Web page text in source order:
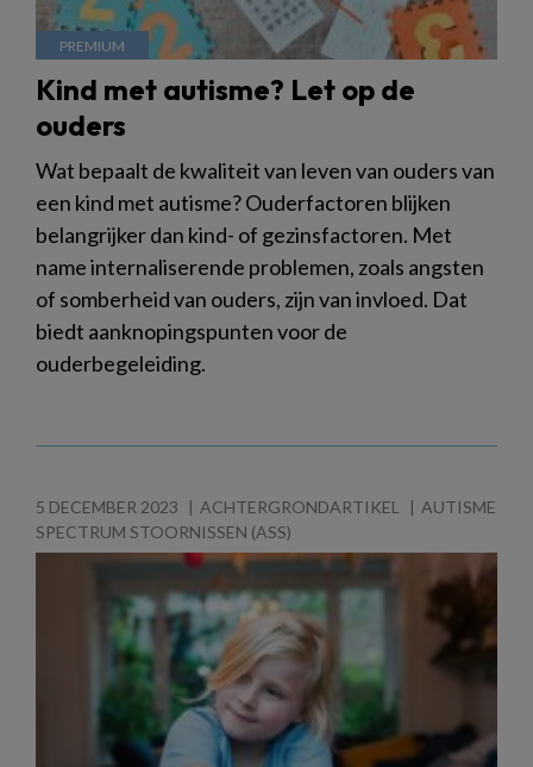
Kind met autisme? Let op de
ouders
Wat bepaalt de kwaliteit van leven van ouders van
een kind met autisme? Ouderfactoren blijken
belangrijker dan kind- of gezinsfactoren. Met
name internaliserende problemen, zoals angsten
of somberheid van ouders, zijn van invloed. Dat
biedt aanknopingspunten voor de
ouderbegeleiding.
5 DECEMBER 2023 ACHTERGRONDARTIKEL
AUTISME
SPECTRUM STOORNISSEN (ASS)